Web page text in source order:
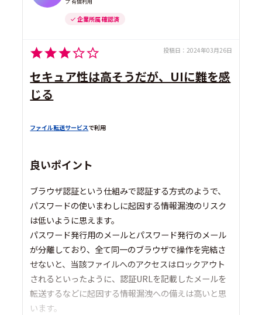
プ 有償利用
企業所属 確認済
投稿日： 2024年03月26日
セキュア性は高そうだが、UIに難を感
じる
ファイル転送サービスで利用
良いポイント
ブラウザ認証という仕組みで認証する方式のようで、
パスワードの使いまわしに起因する情報漏洩のリスク
は低いように思えます。
パスワード発行用のメールとパスワード発行のメール
が分離しており、全て同一のブラウザで操作を完結さ
せないと、当該ファイルへのアクセスはロックアウト
されるといったように、認証URLを記載したメールを
転送するなどに起因する情報漏洩への備えは高いと思
います。